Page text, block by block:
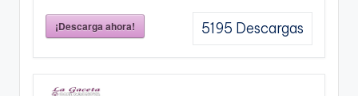
¡Descarga ahora! 5195 Descargas